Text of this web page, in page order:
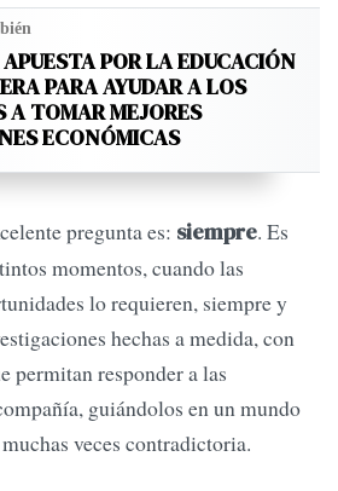
POR LA EDUCACIÓN
PARA AYUDAR A LOS
A TOMAR MEJORES
ECONÓMICAS
pregunta es: siempre. Es
momentos, cuando las
lo requieren, siempre y
hechas a medida, con
permitan responder a las
guiándolos en un mundo
veces contradictoria.